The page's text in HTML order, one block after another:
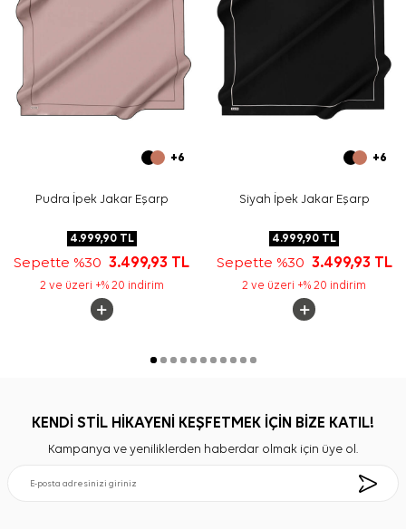
+6
Pudra İpek Jakar Eşarp
4.999,90TL
Sepette %303.499,93 TL
2 ve üzeri +% 20 indirim
+6
Siyah İpek Jakar Eşarp
4.999,90 TL
Sepette %30 3.499,93 TL
2 ve üzeri +% 20 indirim
KENDİ STİL HİKAYENİ KEŞFETMEK İÇİN BİZE KATIL!
Kampanya ve yeniliklerden haberdar olmak için üye ol.